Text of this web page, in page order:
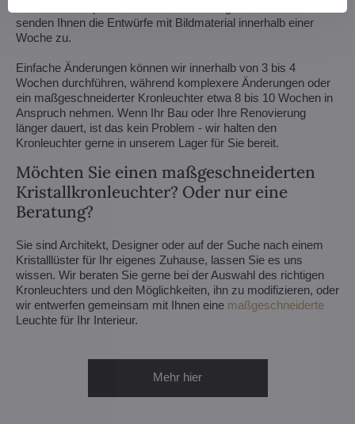
senden Ihnen die Entwürfe mit Bildmaterial innerhalb einer
Woche zu.
Einfache Änderungen können wir innerhalb von 3 bis 4
Wochen durchführen, während komplexere Änderungen oder
ein maßgeschneiderter Kronleuchter etwa 8 bis 10 Wochen in
Anspruch nehmen. Wenn Ihr Bau oder Ihre Renovierung
länger dauert, ist das kein Problem - wir halten den
Kronleuchter gerne in unserem Lager für Sie bereit.
Möchten Sie einen maßgeschneiderten
Kristallkronleuchter? Oder nur eine
Beratung?
Sie sind Architekt, Designer oder auf der Suche nach einem
Kristalllüster für Ihr eigenes Zuhause, lassen Sie es uns
wissen. Wir beraten Sie gerne bei der Auswahl des richtigen
Kronleuchters und den Möglichkeiten, ihn zu modifizieren, oder
wir entwerfen gemeinsam mit Ihnen eine maßgeschneiderte
Leuchte für Ihr Interieur.
Mehr hier